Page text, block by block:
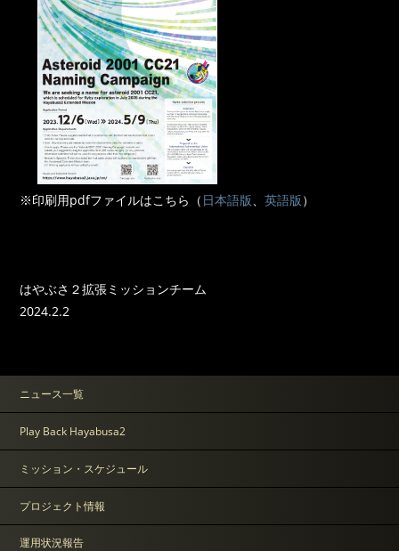
※印刷用pdfファイルはこちら（ 日本語版、英語版）
はやぶさ２拡張ミッションチーム
2024.2.2
ニュース一覧
Play Back Hayabusa2
ミッション・スケジュール
プロジェクト情報
運用状況報告